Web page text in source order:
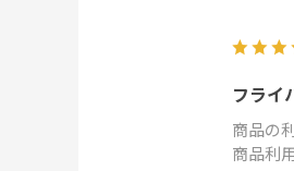
フライ
商品の
商品利